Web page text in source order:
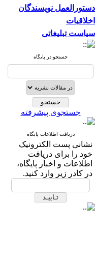
دستورالعمل نویسندگان
اخلاقیات
سیاست تبلیغاتی
جستجو در پایگاه
جستجوی پیشرفته
دریافت اطلاعات پایگاه
نشانی پست الکترونیک
خود را برای دریافت
اطلاعات و اخبار پایگاه،
در کادر زیر وارد کنید.